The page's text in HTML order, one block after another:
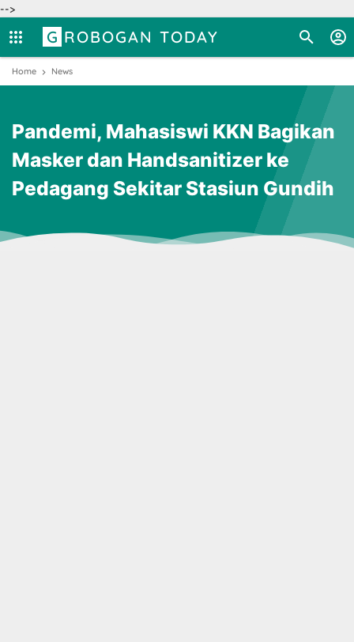
-->
GROBOGAN TODAY
Home News
Pandemi, Mahasiswi KKN Bagikan
Masker dan Handsanitizer ke
Pedagang Sekitar Stasiun Gundih